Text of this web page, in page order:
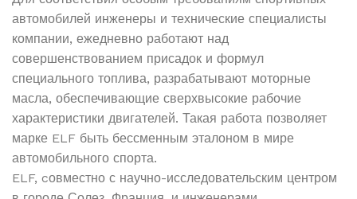
автомобилей инженеры и технические специалисты
компании, ежедневно работают над
совершенствованием присадок и формул
специального топлива, разрабатывают моторные
масла, обеспечивающие сверхвысокие рабочие
характеристики двигателей. Такая работа позволяет
марке ELF быть бессменным эталоном в мире
автомобильного спорта.
ELF, cовместно с научно-исследовательским центром